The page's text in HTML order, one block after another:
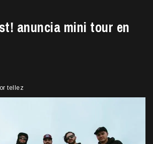
anuncia mini tour en
tellez